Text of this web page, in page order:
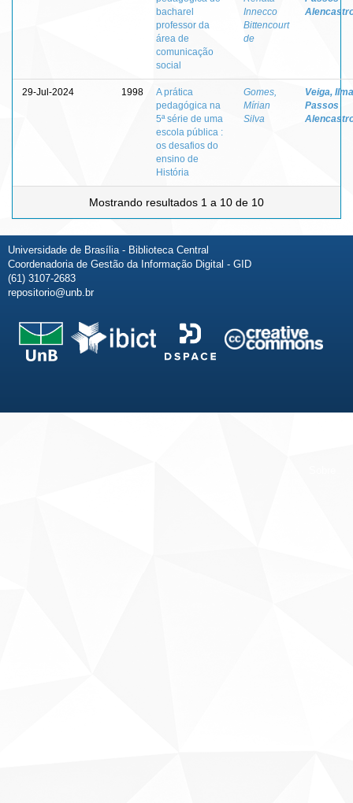
bacharel
professor da
área de
comunicação
social
Innecco
Bittencourt
de
29-Jul-2024 1998
A prática
pedagógica na
5ª série de uma
escola pública :
os desafios do
ensino de
História
Gomes,
Mírian
Silva
Veiga, Ilma
Passos
Mostrando resultados 1 a 10 de 10
Universidade de Brasília - Biblioteca Central
Coordenadoria de Gestão da Informação Digital - GID
(61) 3107-2683
repositorio@unb.br